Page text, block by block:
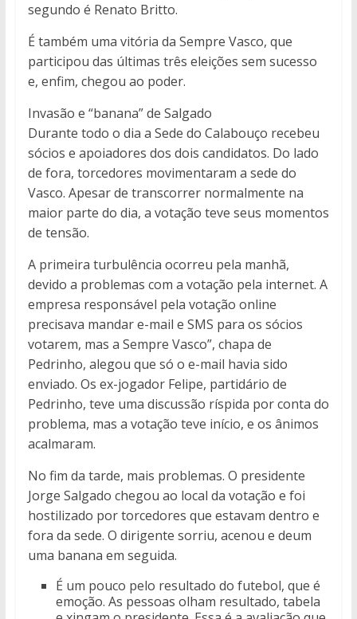
segundo é Renato Britto.
É também uma vitória da Sempre Vasco, que
participou das últimas três eleições sem sucesso
e, enfim, chegou ao poder.
Invasão e “banana” de Salgado
Durante todo o dia a Sede do Calabouço recebeu
sócios e apoiadores dos dois candidatos. Do lado
de fora, torcedores movimentaram a sede do
Vasco. Apesar de transcorrer normalmente na
maior parte do dia, a votação teve seus momentos
de tensão.
A primeira turbulência ocorreu pela manhã,
devido a problemas com a votação pela internet. A
empresa responsável pela votação online
precisava mandar e-mail e SMS para os sócios
votarem, mas a Sempre Vasco”, chapa de
Pedrinho, alegou que só o e-mail havia sido
enviado. Os ex-jogador Felipe, partidário de
Pedrinho, teve uma discussão ríspida por conta do
problema, mas a votação teve início, e os ânimos
acalmaram.
No fim da tarde, mais problemas. O presidente
Jorge Salgado chegou ao local da votação e foi
hostilizado por torcedores que estavam dentro e
fora da sede. O dirigente sorriu, acenou e deum
uma banana em seguida.
É um pouco pelo resultado do futebol, que é
emoção. As pessoas olham resultado, tabela